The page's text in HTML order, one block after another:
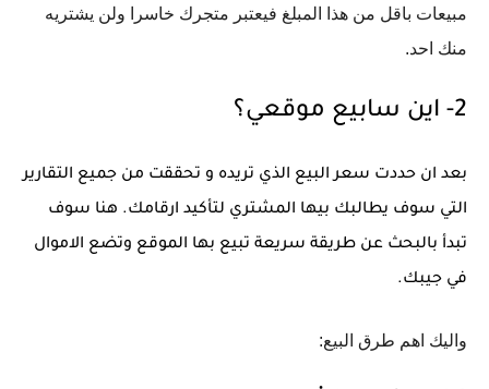
مبيعات باقل من هذا المبلغ فيعتبر متجرك خاسرا ولن يشتريه
منك احد.
2- اين سابيع موقعي؟
بعد ان حددت سعر البيع الذي تريده و تحققت من جميع التقارير
التي سوف يطالبك بيها المشتري لتأكيد ارقامك. هنا سوف
تبدأ بالبحث عن طريقة سريعة تبيع بها الموقع وتضع الاموال
في جيبك.
واليك اهم طرق البيع: